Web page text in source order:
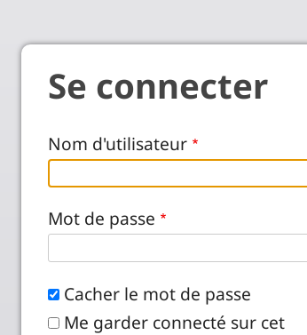
Se connecter
Nom d'utilisateur
Mot de passe
Cacher le mot de passe
Me garder connecté sur cet